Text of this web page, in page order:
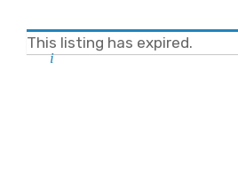
This listing has expired.